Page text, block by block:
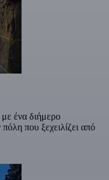
ένα διήμερο
που ξεχειλίζει από